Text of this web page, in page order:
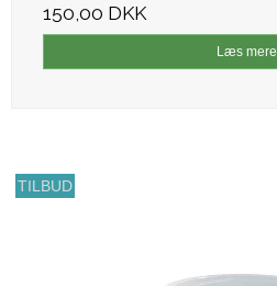
150,00 DKK
Læs mere
TILBUD